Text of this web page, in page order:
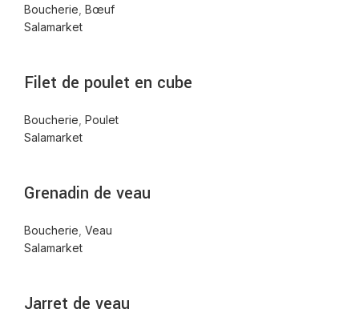
Boucherie Bœuf
Salamarket
Filet de poulet en cube
Boucherie Poulet
Salamarket
Grenadin de veau
Boucherie Veau
Salamarket
Jarret de veau